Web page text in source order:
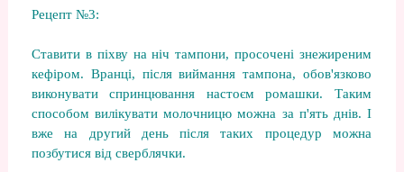
Рецепт №3:
Ставити в піхву на ніч тампони, просочені знежиреним
кефіром. Вранці, після виймання тампона, обов'язково
виконувати спринцювання настоєм ромашки. Таким
способом вилікувати молочницю можна за п'ять днів. І
вже на другий день після таких процедур можна
позбутися від сверблячки.